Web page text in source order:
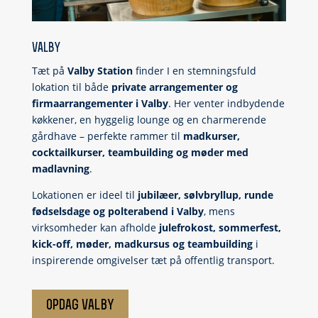
valby
Tæt på Valby Stationfinder I en stemningsfuld
lokation til både private arrangementer og
firmaarrangementer i Valby. Her venter indbydende
køkkener, en hyggelig lounge og en charmerende
gårdhave – perfekte rammer til madkurser,
cocktailkurser, teambuilding og møder med
madlavning.
Lokationen er ideel til jubilæer, sølvbryllup, runde
fødselsdage og polterabend i Valby, mens
virksomheder kan afholde julefrokost, sommerfest,
kick-off, møder, madkursus og teambuildingi
inspirerende omgivelser tæt på offentlig transport.
opdag valby